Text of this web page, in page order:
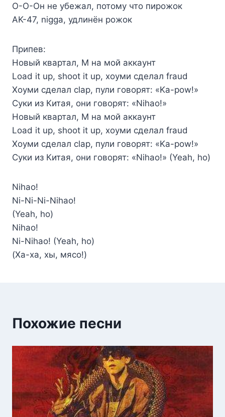
О-О-Он не убежал, потому что пирожок
AK-47, nigga, удлинён рожок
Припев:
Новый квартал, M на мой аккаунт
Load it up, shoot it up, хоуми сделал fraud
Хоуми сделал clap, пули говорят: «Ka-pow!»
Суки из Китая, они говорят: «Nihao!»
Новый квартал, M на мой аккаунт
Load it up, shoot it up, хоуми сделал fraud
Хоуми сделал clap, пули говорят: «Ka-pow!»
Суки из Китая, они говорят: «Nihao!» (Yeah, ho)
Nihao!
Ni-Ni-Ni-Nihao!
(Yeah, ho)
Nihao!
Ni-Nihao! (Yeah, ho)
(Ха-ха, хы, мясо!)
Похожие песни